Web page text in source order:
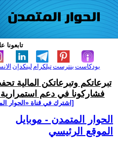
تابعونا
لينكدإن تيلكرامبنترست بودكاست
تبرعاتكم وتبرعاتكن المالية
فشاركونا في دعم استمرارية
[اشترك في قناة ‫«الحوار
الحوار المتمدن - موبايل
الموقع الرئيسي